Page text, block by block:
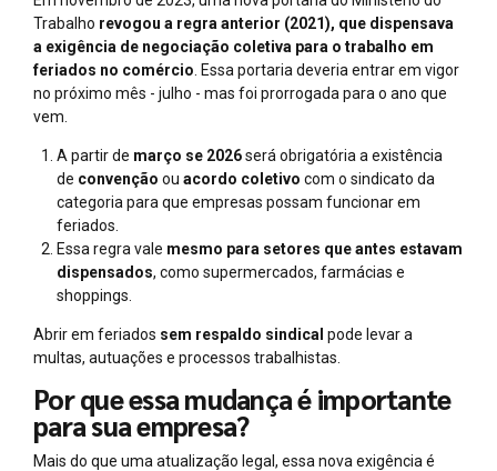
Trabalho revogou a regra anterior (2021), que dispensava
a exigência de negociação coletiva para o trabalho em
feriados no comércio . Essa portaria deveria entrar em vigor
no próximo mês - julho - mas foi prorrogada para o ano que
vem.
A partir de março se 2026será obrigatória a existência
de convenção ou acordo coletivo com o sindicato da
categoria para que empresas possam funcionar em
feriados.
Essa regra vale mesmo para setores que antes estavam
dispensados, como supermercados, farmácias e
shoppings.
Abrir em feriados sem respaldo sindical pode levar a
multas, autuações e processos trabalhistas.
Por que essa mudança é importante
para sua empresa?
Mais do que uma atualização legal, essa nova exigência é